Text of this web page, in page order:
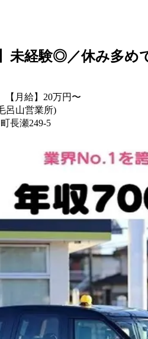
未経験◎／休み多
【月給】20万円〜
呂山営業所)
長瀬249-5